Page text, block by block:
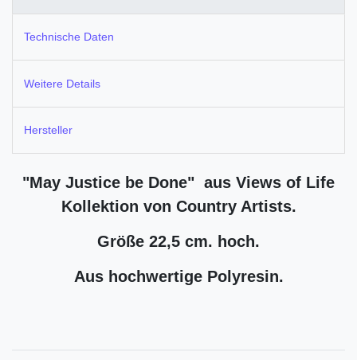
Technische Daten
Weitere Details
Hersteller
"May Justice be Done" aus Views of Life
Kollektion von Country Artists.
Größe 22,5 cm. hoch.
Aus hochwertige Polyresin.